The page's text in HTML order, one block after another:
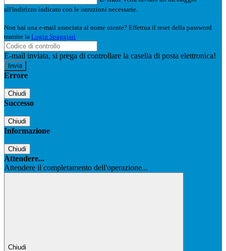
all'indirizzo indicato con le istruzioni necessarie.
Non hai una e-mail associata al nome utente? Effettua il reset della password
tramite la Login Spaggiari
E-mail inviata, si prega di controllare la casella di posta elettronica!
Errore
Chiudi
Successo
Chiudi
Informazione
Chiudi
Attendere...
Attendere il completamento dell'operazione...
Chiudi